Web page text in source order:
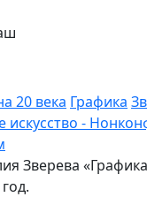
20 века Графика
искусство -
Зверева